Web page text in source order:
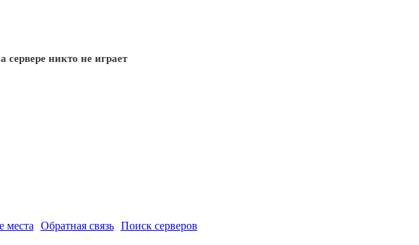
сервере никто не играет
места Обратная связь Поиск серверов